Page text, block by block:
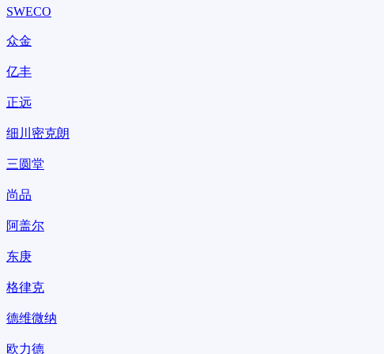
SWECO
众金
亿丰
正远
细川密克朗
三圆堂
尚品
阿盖尔
东庚
格律克
德维微纳
欧力德